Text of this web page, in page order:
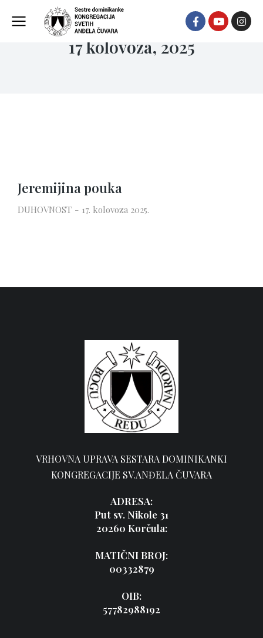
17 kolovoza, 2025
Jeremijina pouka
DUHOVNOST 17. kolovoza 2025.
VRHOVNA UPRAVA SESTARA DOMINIKANKI
KONGREGACIJE SV.ANĐELA ČUVARA
ADRESA:
Put sv. Nikole 31
20260 Korčula:
MATIČNI BROJ:
00332879
OIB:
57782988192